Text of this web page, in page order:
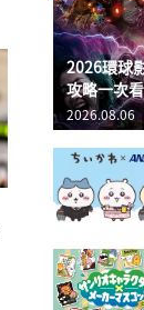
2026環球
攻略一次看
2026.08.06